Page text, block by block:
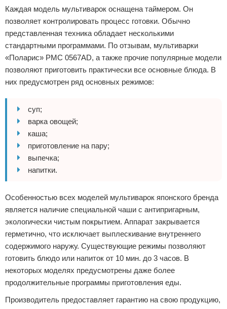
Каждая модель мультиварок оснащена таймером. Он
позволяет контролировать процесс готовки. Обычно
представленная техника обладает несколькими
стандартными программами. По отзывам, мультиварки
«Поларис» PMC 0567AD, а также прочие популярные модели
позволяют приготовить практически все основные блюда. В
них предусмотрен ряд основных режимов:
суп;
варка овощей;
каша;
приготовление на пару;
выпечка;
напитки.
Особенностью всех моделей мультиварок японского бренда
является наличие специальной чаши с антипригарным,
экологически чистым покрытием. Аппарат закрывается
герметично, что исключает выплескивание внутреннего
содержимого наружу. Существующие режимы позволяют
готовить блюдо или напиток от 10 мин. до 3 часов. В
некоторых моделях предусмотрены даже более
продолжительные программы приготовления еды.
Производитель предоставляет гарантию на свою продукцию,